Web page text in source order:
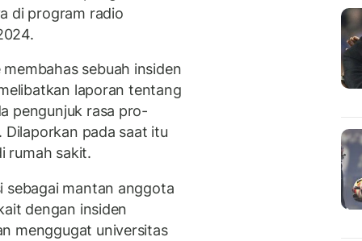
di program radio
sebuah insiden
laporan tentang
pengunjuk rasa pro-
Dilaporkan pada saat itu
rumah sakit.
sebagai mantan anggota
dengan insiden
menggugat universitas